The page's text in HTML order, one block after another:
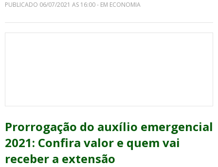
PUBLICADO 06/07/2021 AS 16:00 - EM ECONOMIA
Prorrogação do auxílio emergencial
2021: Confira valor e quem vai
receber a extensão